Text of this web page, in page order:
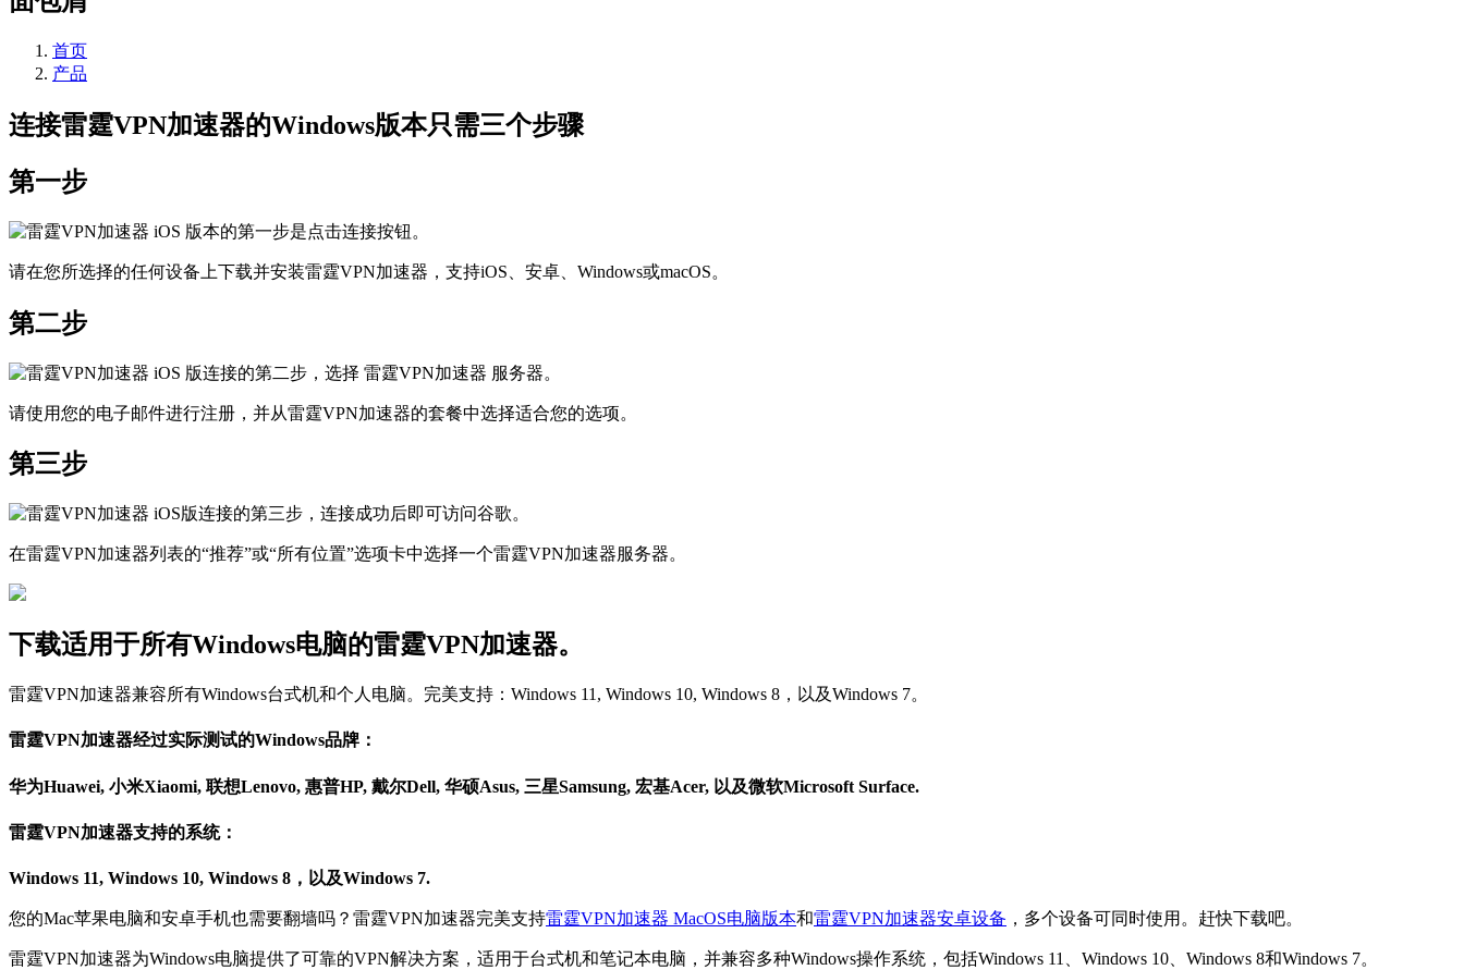
首页
产品
连接雷霆VPN加速器的Windows版本只需三个步骤
第一步
请在您所选择的任何设备上下载并安装雷霆VPN加速器，支持iOS、安卓、Windows或macOS。
第二步
请使用您的电子邮件进行注册，并从雷霆VPN加速器的套餐中选择适合您的选项。
第三步
在雷霆VPN加速器列表的“推荐”或“所有位置”选项卡中选择一个雷霆VPN加速器服务器。
下载适用于所有Windows电脑的雷霆VPN加速器。
雷霆VPN加速器兼容所有Windows台式机和个人电脑。完美支持：Windows 11, Windows 10, Windows 8，以及Windows 7。
雷霆VPN加速器经过实际测试的Windows品牌：
华为Huawei, 小米Xiaomi, 联想Lenovo, 惠普HP, 戴尔Dell, 华硕Asus, 三星Samsung, 宏基Acer, 以及微软Microsoft Surface.
雷霆VPN加速器支持的系统：
Windows 11, Windows 10, Windows 8，以及Windows 7.
您的Mac苹果电脑和安卓手机也需要翻墙吗？雷霆VPN加速器完美支持雷霆VPN加速器 MacOS电脑版本和雷霆VPN加速器安卓设备 ，多个设备可同时使用。赶快下载吧。
雷霆VPN加速器为Windows电脑提供了可靠的VPN解决方案，适用于台式机和笔记本电脑，并兼容多种Windows操作系统，包括Windows 11、Windows 10、Windows 8和Windows 7。